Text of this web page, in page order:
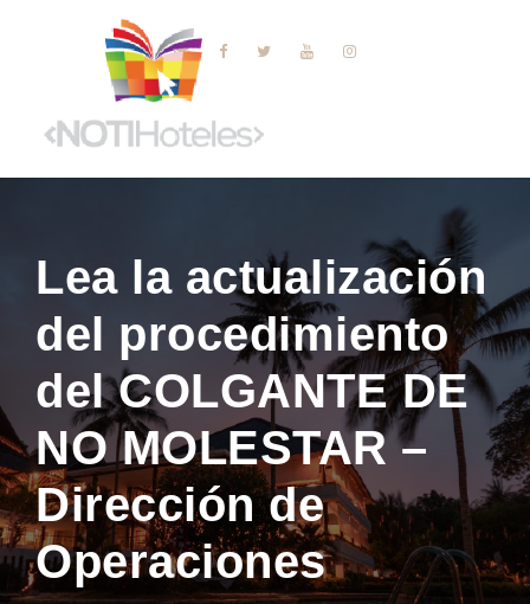
Lea la actualización
del procedimiento
del COLGANTE DE
NO MOLESTAR –
Dirección de
Operaciones